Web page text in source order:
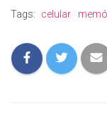
Tags: celular